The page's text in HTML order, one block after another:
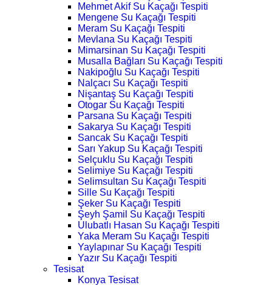
Mehmet Akif Su Kaçağı Tespiti
Mengene Su Kaçağı Tespiti
Meram Su Kaçağı Tespiti
Mevlana Su Kaçağı Tespiti
Mimarsinan Su Kaçağı Tespiti
Musalla Bağları Su Kaçağı Tespiti
Nakipoğlu Su Kaçağı Tespiti
Nalçacı Su Kaçağı Tespiti
Nişantaş Su Kaçağı Tespiti
Otogar Su Kaçağı Tespiti
Parsana Su Kaçağı Tespiti
Sakarya Su Kaçağı Tespiti
Sancak Su Kaçağı Tespiti
Sarı Yakup Su Kaçağı Tespiti
Selçuklu Su Kaçağı Tespiti
Selimiye Su Kaçağı Tespiti
Selimsultan Su Kaçağı Tespiti
Sille Su Kaçağı Tespiti
Şeker Su Kaçağı Tespiti
Şeyh Şamil Su Kaçağı Tespiti
Ulubatlı Hasan Su Kaçağı Tespiti
Yaka Meram Su Kaçağı Tespiti
Yaylapınar Su Kaçağı Tespiti
Yazır Su Kaçağı Tespiti
Tesisat
Konya Tesisat